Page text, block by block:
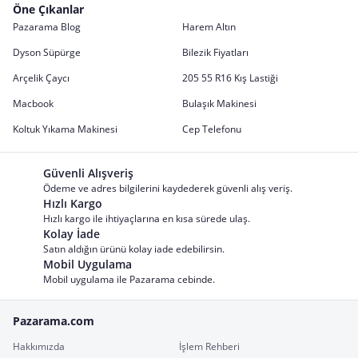
Öne Çıkanlar
Pazarama Blog
Harem Altın
Dyson Süpürge
Bilezik Fiyatları
Arçelik Çaycı
205 55 R16 Kış Lastiği
Macbook
Bulaşık Makinesi
Koltuk Yıkama Makinesi
Cep Telefonu
Güvenli Alışveriş
Ödeme ve adres bilgilerini kaydederek güvenli alış veriş.
Hızlı Kargo
Hızlı kargo ile ihtiyaçlarına en kısa sürede ulaş.
Kolay İade
Satın aldığın ürünü kolay iade edebilirsin.
Mobil Uygulama
Mobil uygulama ile Pazarama cebinde.
Pazarama.com
Hakkımızda
İşlem Rehberi